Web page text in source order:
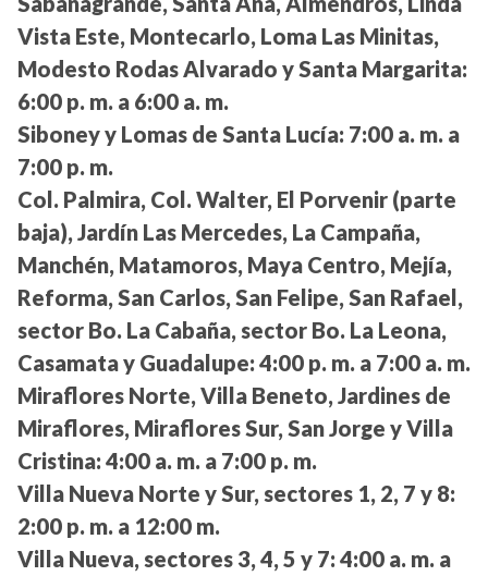
Vista Este, Montecarlo, Loma Las Minitas,
Modesto Rodas Alvarado y Santa Margarita:
6:00 p. m. a 6:00 a. m.
Siboney y Lomas de Santa Lucía: 7:00 a. m. a
7:00 p. m.
Col. Palmira, Col. Walter, El Porvenir (parte
baja), Jardín Las Mercedes, La Campaña,
Manchén, Matamoros, Maya Centro, Mejía,
Reforma, San Carlos, San Felipe, San Rafael,
sector Bo. La Cabaña, sector Bo. La Leona,
Casamata y Guadalupe: 4:00 p. m. a 7:00 a. m.
Miraflores Norte, Villa Beneto, Jardines de
Miraflores, Miraflores Sur, San Jorge y Villa
Cristina: 4:00 a. m. a 7:00 p. m.
Villa Nueva Norte y Sur, sectores 1, 2, 7 y 8:
2:00 p. m. a 12:00 m.
Villa Nueva, sectores 3, 4, 5 y 7: 4:00 a. m. a